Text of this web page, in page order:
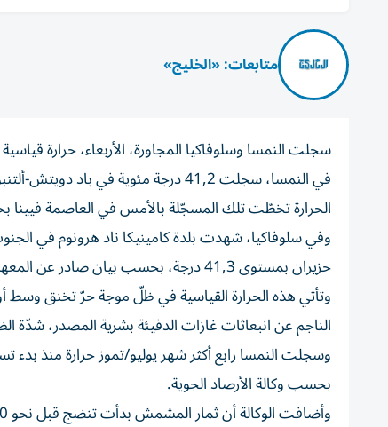
متابعات: «الخليج»
سجلت النمسا وسلوفاكيا المجاورة، الأربعاء، حرارة قياسية تخطت 41 درجة مئوية، في ظلّ موجة الحرّ التي
في النمسا، سجلت 41,2 درجة مئوية في
الحرارة تخطّت تلك المسجّلة بالأمس في العاصمة فيينا بحدود 41 درجة
حزيران بمستوى 41,3 درجة، بحسب بيان صادر عن المعهد السلوفاكي للأرصاد الجوية والمائية.
وتأتي هذه الحرارة القياسية في ظلّ موجة حرّ تخنق وسط
الناجم عن انبعاثات غازات الدفيئة بشرية المصدر، شدّة
بحسب وكالة الأرصاد الجوية.